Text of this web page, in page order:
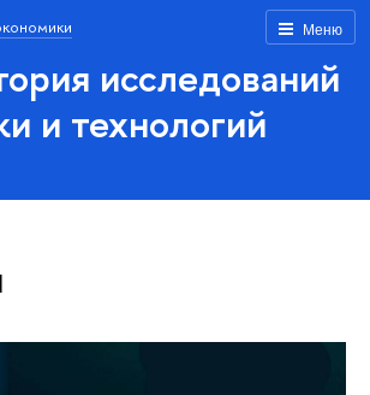
Меню
исследований
и технологий